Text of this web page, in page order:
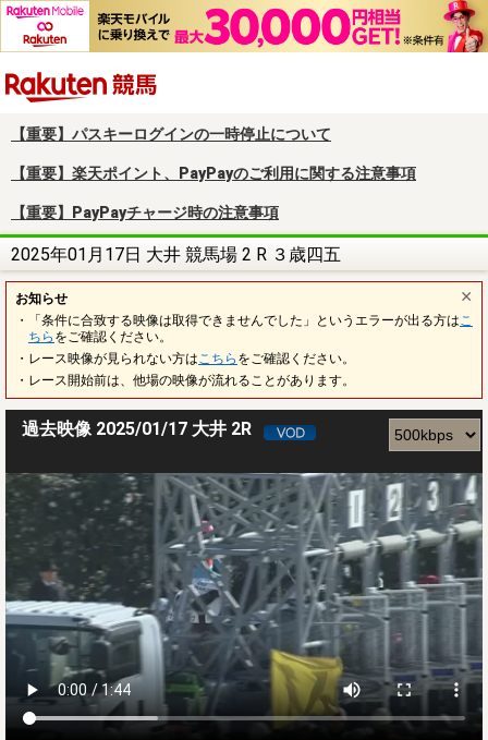
【重要】パスキーログインの一時停止について
【重要】楽天ポイント、PayPayのご利用に関する注意事項
【重要】PayPayチャージ時の注意事項
2025年01月17日 大井 競馬場 2 R ３歳四五
お知らせ
・「条件に合致する映像は取得できませんでした」というエラーが出る方は こ
ちら をご確認ください。
・レース映像が見られない方は こちら をご確認ください。
・レース開始前は、他場の映像が流れることがあります。
過去映像 2025/01/17 大井 2R